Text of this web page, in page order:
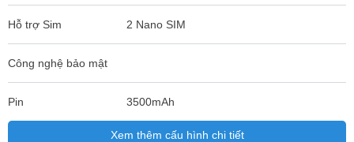
Hỗ trợ Sim 2 Nano SIM
Công nghệ bảo mật
Pin 3500mAh
Xem thêm cấu hình chi tiết